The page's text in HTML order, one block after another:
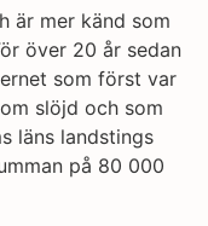
är mer känd som
över 20 år sedan
som först var
slöjd och som
läns landstings
på 80 000